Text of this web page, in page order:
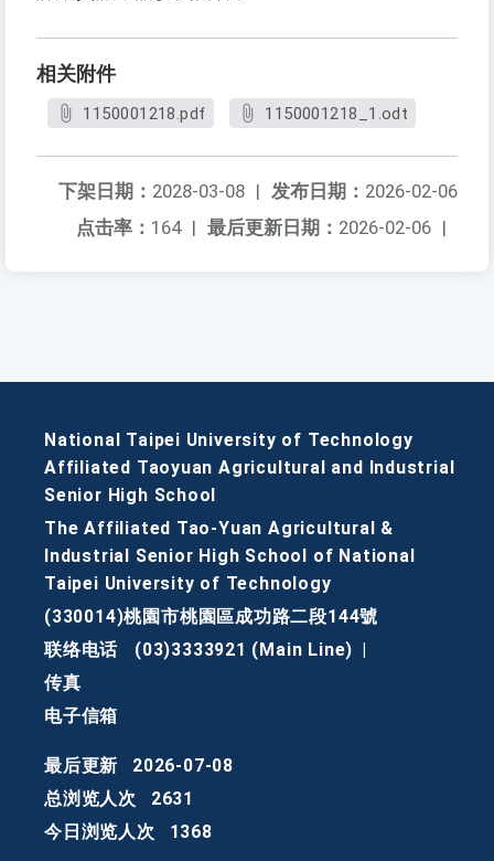
相关附件
1150001218.pdf 1150001218_1.odt
发布日期： 2026-02-06
下架日期： 2028-03-08 |
最后更新日期： 2026-02-06 |
点击率： 164 |
National Taipei University of Technology
Affiliated Taoyuan Agricultural and Industrial
Senior High School
The Affiliated Tao-Yuan Agricultural &
Industrial Senior High School of National
Taipei University of Technology
(330014)桃園市桃園區成功路二段144號
联络电话
(03)3333921 (Main Line)
传真
电子信箱
最后更新
2026-07-08
总浏览人次
2631
今日浏览人次
1368